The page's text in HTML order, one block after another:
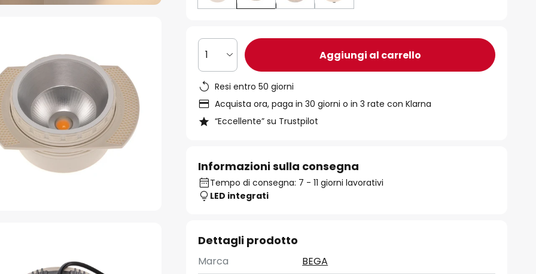
1 Aggiungi al carrello
Resi entro 50 giorni
Acquista ora, paga in 30 giorni o in 3 rate con Klarna
“Eccellente” su Trustpilot
Informazioni sulla consegna
Tempo di consegna: 7 - 11 giorni lavorativi
LED integrati
Dettagli prodotto
Marca
BEGA